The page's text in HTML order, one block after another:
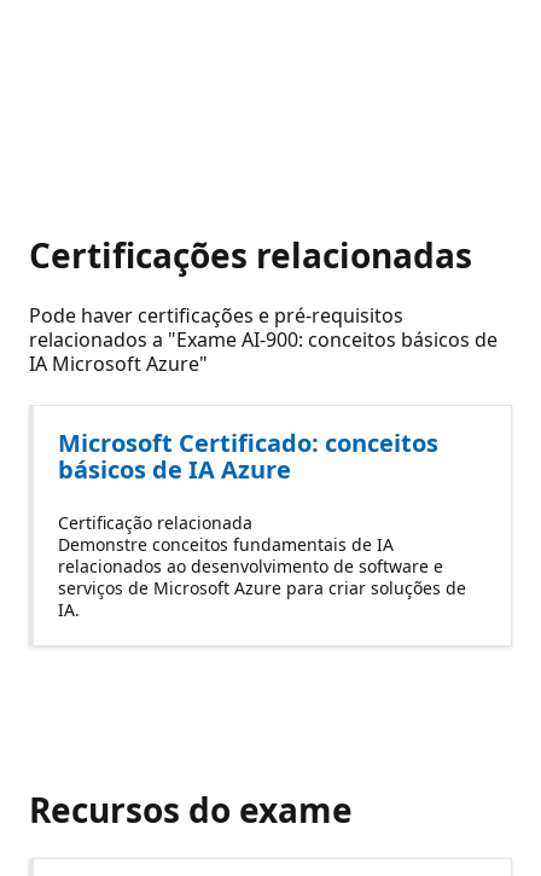
Certificações relacionadas
Pode haver certificações e pré-requisitos
relacionados a "Exame AI-900: conceitos básicos de
IA Microsoft Azure"
Microsoft Certificado: conceitos
básicos de IA Azure
Certificação relacionada
Demonstre conceitos fundamentais de IA
relacionados ao desenvolvimento de software e
serviços de Microsoft Azure para criar soluções de
IA.
Recursos do exame